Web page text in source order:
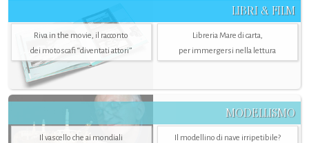
LIBRI & FILM
Riva in the movie, il racconto
dei motoscafi “diventati attori”
Libreria Mare di carta,
per immergersi nella lettura
MODELLISMO
Il vascello che ai mondiali
Il modellino di nave irripetibile?